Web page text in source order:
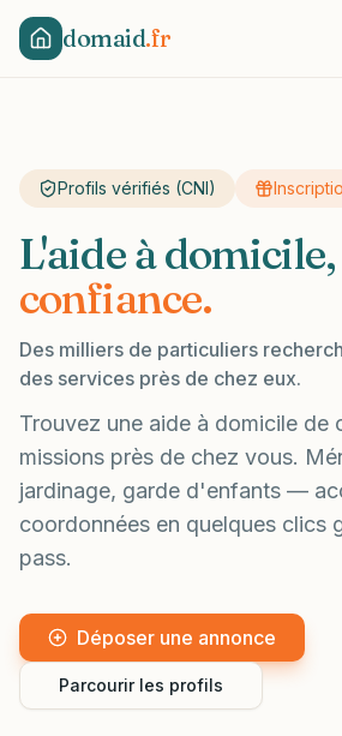
domaid.fr
Profils vérifiés (CNI)
L'aide à domicile,
confiance.
Des milliers de particuliers
des services près de chez eux.
Trouvez une aide à domicile de
missions près de chez vous.
jardinage, garde d'enfants —
coordonnées en quelques clics
pass.
Déposer une annonce
Parcourir les profils